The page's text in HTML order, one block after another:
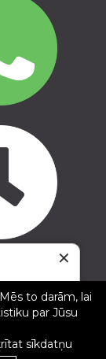
Group
&
jumta
✕
to darām, lai
par Jūsu
sīkdatņu